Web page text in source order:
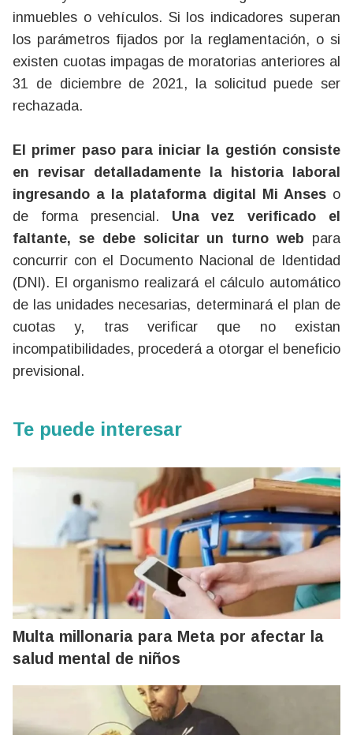
inmuebles o vehículos. Si los indicadores superan
los parámetros fijados por la reglamentación, o si
existen cuotas impagas de moratorias anteriores al
31 de diciembre de 2021, la solicitud puede ser
rechazada.
El primer paso para iniciar la gestión consiste
en revisar detalladamente la historia laboral
ingresando a la plataforma digital Mi Anses o
de forma presencial. Una vez verificado el
faltante, se debe solicitar un turno web para
concurrir con el Documento Nacional de Identidad
(DNI). El organismo realizará el cálculo automático
de las unidades necesarias, determinará el plan de
cuotas y, tras verificar que no existan
incompatibilidades, procederá a otorgar el beneficio
previsional.
Te puede interesar
Multa millonaria para Meta por afectar la
salud mental de niños